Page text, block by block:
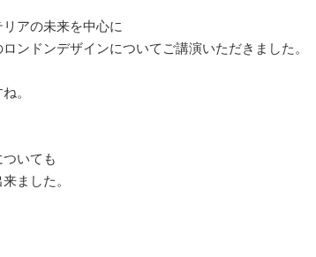
アの未来を中心に
ンドンデザインについてご講演いただきました。
。
いても
ました。